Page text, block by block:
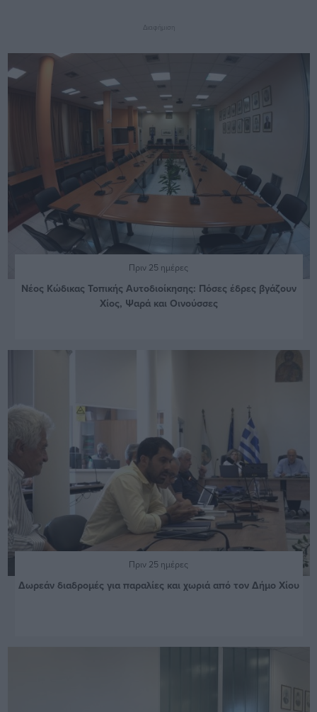
Διαφήμιση
Πριν 25 ημέρες
Νέος Κώδικας Τοπικής Αυτοδιοίκησης: Πόσες έδρες βγάζουν
Χίος, Ψαρά και Οινούσσες
Πριν 25 ημέρες
Δωρεάν διαδρομές για παραλίες και χωριά από τον Δήμο Χίου